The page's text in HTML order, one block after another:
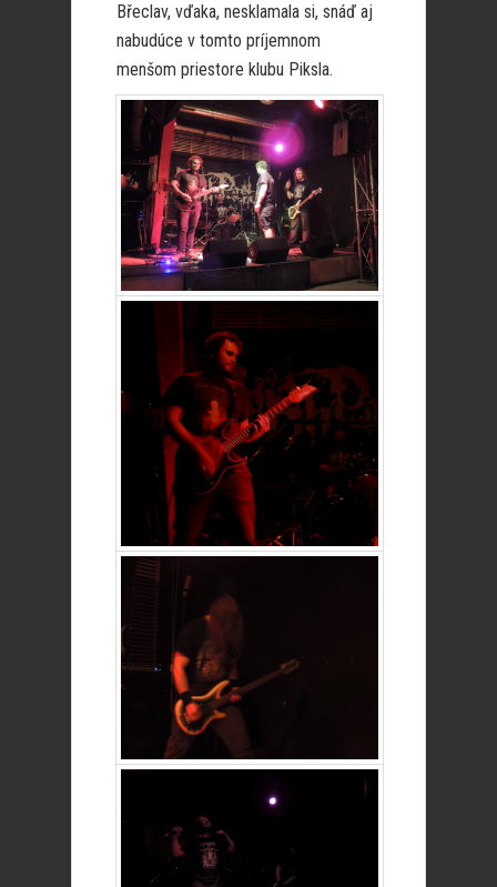
Břeclav, vďaka, nesklamala si, snáď aj
nabudúce v tomto príjemnom
menšom priestore klubu Piksla.